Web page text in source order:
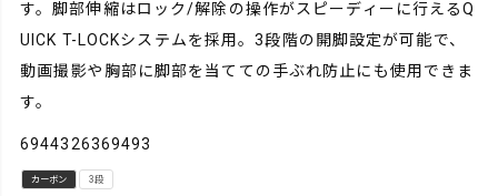
す。脚部伸縮はロック/解除の操作がスピーディーに行えるQ
UICK T-LOCKシステムを採用。3段階の開脚設定が可能で、
動画撮影や胸部に脚部を当てての手ぶれ防止にも使用できま
す。
6944326369493
カーボン 3段